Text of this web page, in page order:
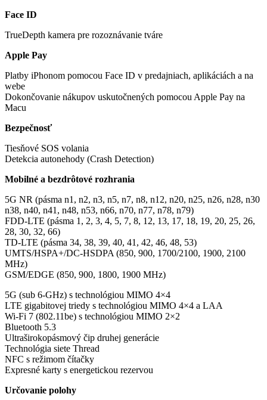
Face ID
TrueDepth kamera pre rozoznávanie tváre
Apple Pay
Platby iPhonom pomocou Face ID v predajniach, aplikáciách a na
webe
Dokončovanie nákupov uskutočnených pomocou Apple Pay na
Macu
Bezpečnosť
Tiesňové SOS volania
Detekcia autonehody (Crash Detection)
Mobilné a bezdrôtové rozhrania
5G NR (pásma n1, n2, n3, n5, n7, n8, n12, n20, n25, n26, n28, n30
n38, n40, n41, n48, n53, n66, n70, n77, n78, n79)
FDD-LTE (pásma 1, 2, 3, 4, 5, 7, 8, 12, 13, 17, 18, 19, 20, 25, 26,
28, 30, 32, 66)
TD-LTE (pásma 34, 38, 39, 40, 41, 42, 46, 48, 53)
UMTS/HSPA+/DC-HSDPA (850, 900, 1700/2100, 1900, 2100
MHz)
GSM/EDGE (850, 900, 1800, 1900 MHz)
5G (sub 6-GHz) s technológiou MIMO 4×4
LTE gigabitovej triedy s technológiou MIMO 4×4 a LAA
Wi-Fi 7 (802.11be) s technológiou MIMO 2×2
Bluetooth 5.3
Ultraširokopásmový čip druhej generácie
Technológia siete Thread
NFC s režimom čítačky
Expresné karty s energetickou rezervou
Určovanie polohy